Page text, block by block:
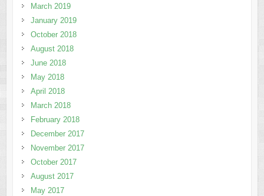
March 2019
January 2019
October 2018
August 2018
June 2018
May 2018
April 2018
March 2018
February 2018
December 2017
November 2017
October 2017
August 2017
May 2017